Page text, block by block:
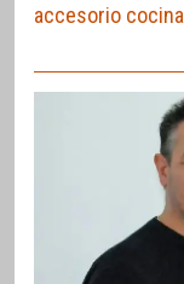
accesorio cocina